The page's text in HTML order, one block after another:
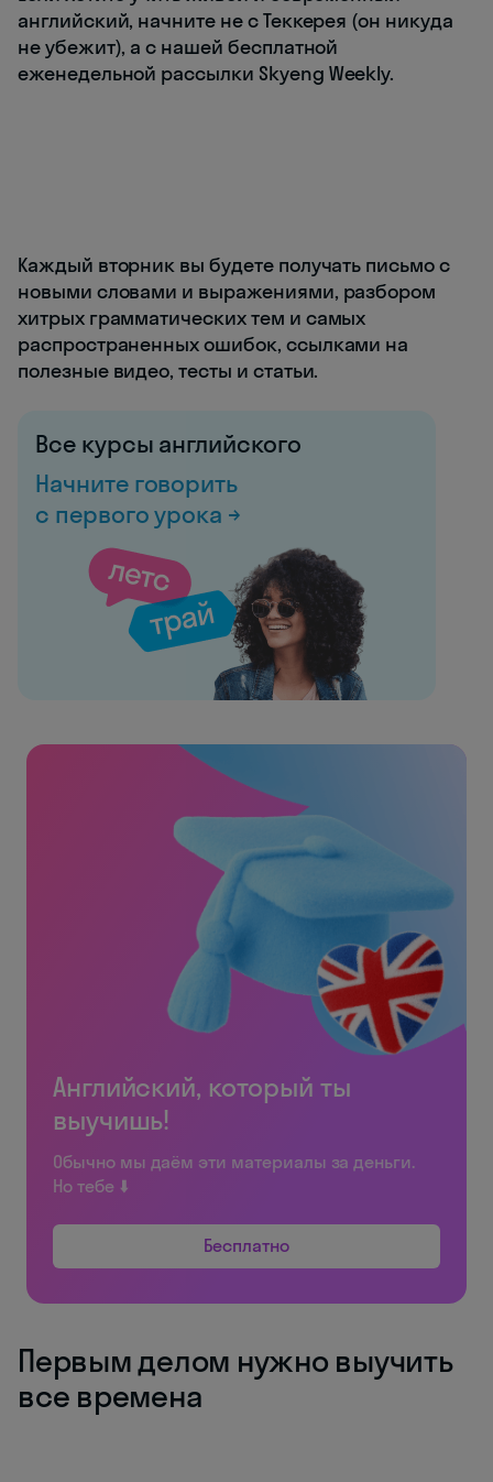
английский, начните не с Теккерея (он никуда
не убежит), а с нашей бесплатной
еженедельной рассылки Skyeng Weekly.
Каждый вторник вы будете получать письмо с
новыми словами и выражениями, разбором
хитрых грамматических тем и самых
распространенных ошибок, ссылками на
полезные видео, тесты и статьи.
Все курсы английского
Начните говорить
с первого урока →
Английский, который ты
выучишь!
Обычно мы даём эти материалы за деньги.
Но тебе ⬇️
Бесплатно
Первым делом нужно выучить
все времена